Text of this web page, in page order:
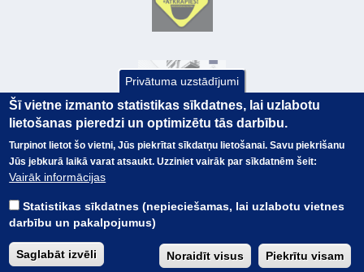
© Valsts kase 2017
Visas tiesības
EK GRĀMATVEDĪBAS KURSS
TERMINI
BUJ
PIEKĻŪSTAMĪBAS PAZIŅOJUMS
Privātuma uzstādījumi
Šī vietne izmanto statistikas sīkdatnes, lai uzlabotu
lietošanas pieredzi un optimizētu tās darbību.
Turpinot lietot šo vietni, Jūs piekrītat sīkdatņu lietošanai. Savu piekrišanu
Jūs jebkurā laikā varat atsaukt. Uzziniet vairāk par sīkdatnēm šeit:
Vairāk informācijas
Statistikas sīkdatnes (nepieciešamas, lai uzlabotu vietnes
darbību un pakalpojumus)
Saglabāt izvēli Noraidīt visus Piekrītu visam